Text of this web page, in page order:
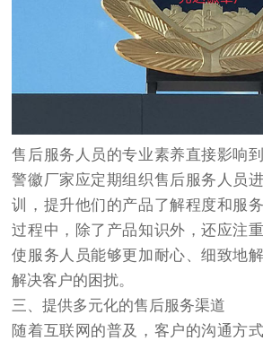
售后服务人员的专业素养直接影响
警徽厂家应定期组织售后服务人员
训，提升他们的产品了解程度和服
过程中，除了产品知识外，还应注
使服务人员能够更加耐心、细致地
解决客户的困扰。
三、提供多元化的售后服务渠道
随着互联网的普及，客户的沟通方